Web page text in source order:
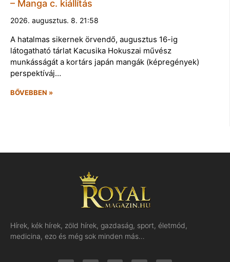
– Manga c. kiállítás
2026. augusztus. 8. 21:58
A hatalmas sikernek örvendő, augusztus 16-ig
látogatható tárlat Kacusika Hokuszai művész
munkásságát a kortárs japán mangák (képregények)
perspektíváj…
BŐVEBBEN »
Hírek, kék hírek, zöld hírek, gazdaság, sport, életmód,
medicina, ezo és még sok minden más…